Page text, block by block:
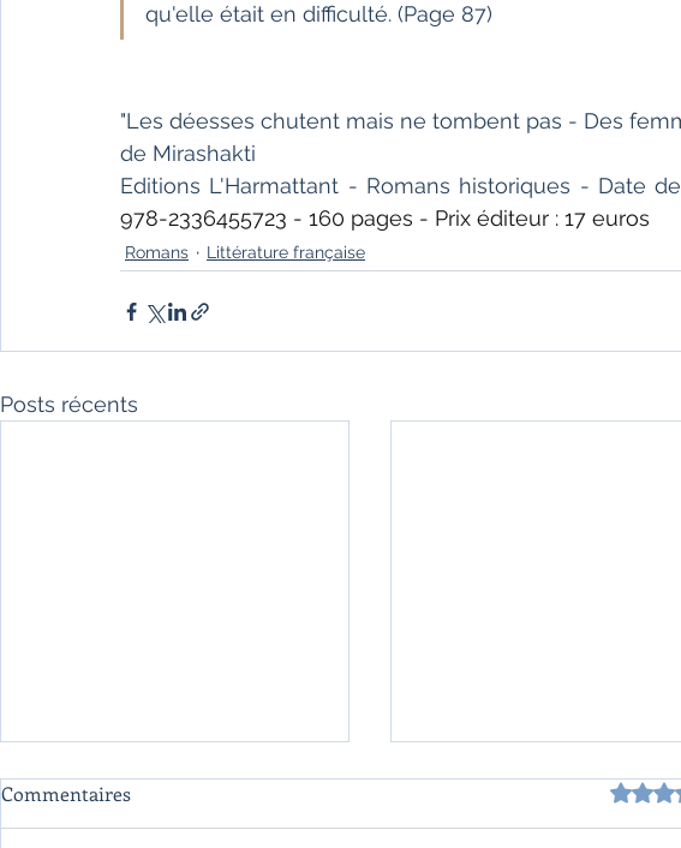
qu'elle était en difficulté. (Page 87)
"Les déesses chutent mais ne tombent pas - Des
de Mirashakti
Editions L'Harmattant - Romans historiques - Date
978-2336455723 - 160 pages - Prix éditeur : 17 euros
Romans Littérature française
Posts récents
Commentaires Noté